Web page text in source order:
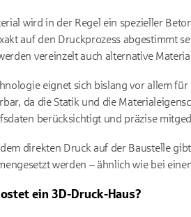
wird in der Regel ein spezieller
auf den Druckprozess abgestimmt
vereinzelt auch alternative
eignet sich bislang vor allem
da die Statik und die
berücksichtigt und präzise
direkten Druck auf der Baustelle
werden – ähnlich wie bei
ein 3D-Druck-Haus?